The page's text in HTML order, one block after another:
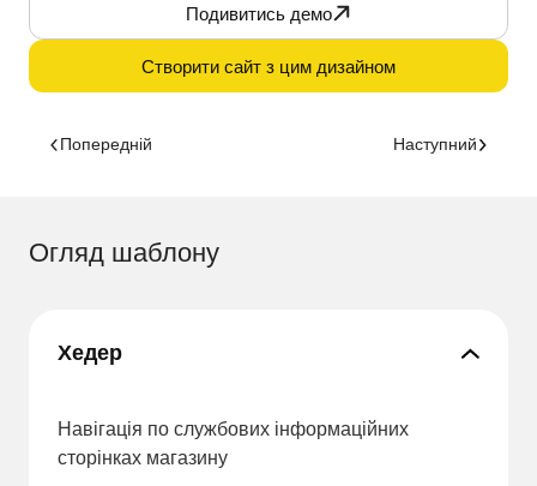
Подивитись демо
Створити сайт з цим дизайном
Попередній Наступний
Огляд шаблону
Хедер
Навігація по службових інформаційних
сторінках магазину